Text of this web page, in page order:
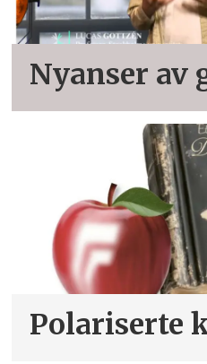
Nyanser av
Polariserte